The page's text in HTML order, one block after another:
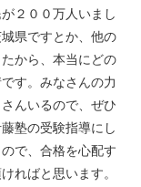
２００万人いまし
県ですとか、他の
から、本当にどの
す。みなさんの力
んいるので、ぜひ
塾の受験指導にし
で、合格を心配す
ればと思います。